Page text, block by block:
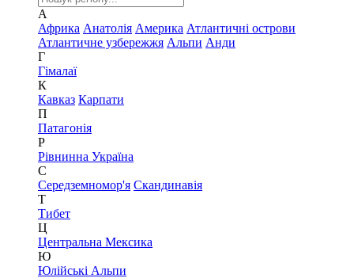
А
Африка Анатолія Америка Атлантичні острови
Атлантичне узбережжя Альпи Анди
Г
Гімалаї
К
Кавказ Карпати
П
Патагонія
Р
Рівнинна Україна
С
Середземномор'я Скандинавія
Т
Тибет
Ц
Центральна Мексика
Ю
Юлійські Альпи